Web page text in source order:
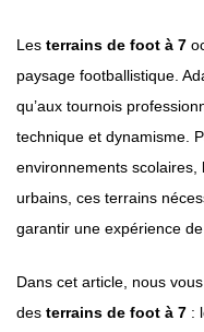
Les terrains de foot à 7
paysage footballistique.
qu’aux tournois
technique et dynamisme.
environnements scolaires,
urbains, ces terrains
garantir une expérience
Dans cet article, nous
des terrains de foot à 7 :